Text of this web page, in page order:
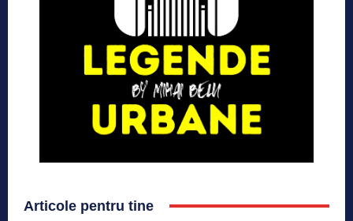
Articole pentru tine